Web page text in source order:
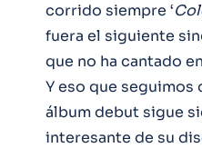
corrido siempre ‘
fuera el siguiente
que no ha cantado
Y eso que seguimos
álbum debut sigue
interesante de su